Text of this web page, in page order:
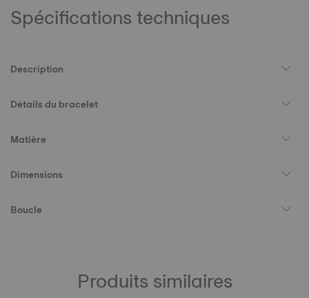
Spécifications techniques
Description
Détails du bracelet
Matière
Dimensions
Boucle
Produits similaires